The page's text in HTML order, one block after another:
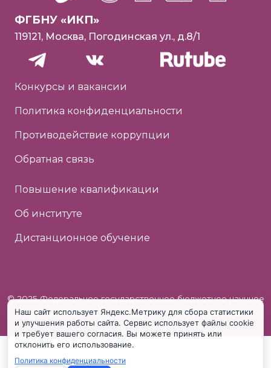
ФГБНУ «ИКП»
119121, Москва, Погодинская ул., д.8/1
Конкурсы и вакансии
Политика конфиденциальности
Противодействие коррупции
Обратная связь
Повышение квалификации
Об институте
Дистанционное обучение
© 2025 Федеральное государственное бюджетное научное
учреждение «Институт коррекционной педагогики»
Наш сайт использует Яндекс.Метрику для сбора статистики
и улучшения работы сайта. Сервис использует файлы cookie
и требует вашего согласия. Вы можете принять или
отклонить его использование.
Политика конфиденциальности